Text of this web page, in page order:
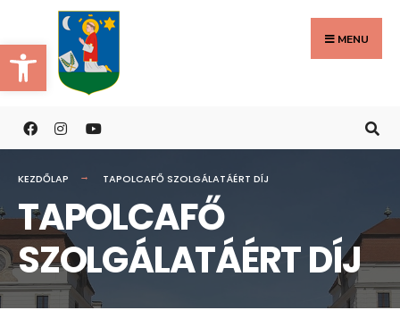
Eszköztár megnyitása
to
content
MENU
KEZDŐLAP TAPOLCAFŐ SZOLGÁLATÁÉRT DÍJ
TAPOLCAFŐ
SZOLGÁLATÁÉRT DÍJ
Search